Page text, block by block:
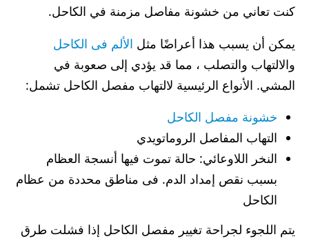
كنت تعاني من خشونة مفاصل مزمنة في الكاحل.
يمكن أن يسبب هذا أعراضًا مثل الألم فى الكاحل
والالتهاب والتصلب ، مما قد يؤدي إلى صعوبة في
المشي. الأنواع الرئيسية لالتهاب مفصل الكاحل تشمل:
خشونة مفصل الكاحل
التهاب المفاصل الروماتويدي
النخر اللاوعائي: حالة تموت فيها أنسجة العظام
بسبب نقص إمداد الدم. فى مناطق محددة من عظام
الكاحل
يتم اللجوء لجراحة تغيير مفصل الكاحل إذا فشلت طرق